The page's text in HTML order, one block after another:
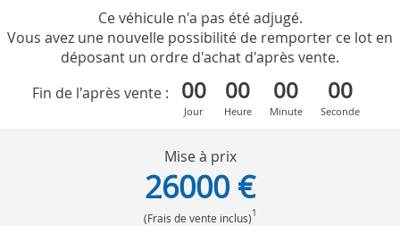
Ce véhicule n'a pas été adjugé.
Vous avez une nouvelle possibilité de remporter ce lot en
déposant un ordre d'achat d'après vente.
Fin de l'après vente :
00
Jour
00
Heure
00
Minute
00
Seconde
Mise à prix
26000 €
(Frais de vente inclus)1